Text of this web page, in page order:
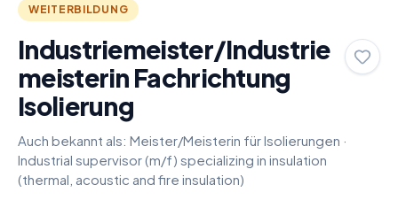
WEITERBILDUNG
Industriemeister/Industrie
meisterin Fachrichtung
Isolierung
Auch bekannt als: Meister/Meisterin für Isolierungen ·
Industrial supervisor (m/f) specializing in insulation
(thermal, acoustic and fire insulation)